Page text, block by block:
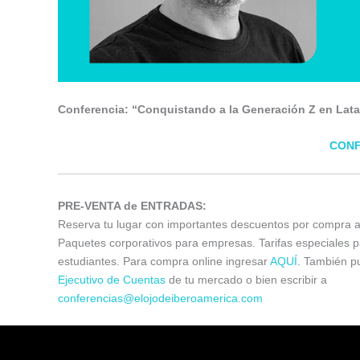
Conferencia: “Conquistando a la Generación Z en
PRE-VENTA de ENTRADAS:
Reserva tu lugar con importantes descuentos por compra
Paquetes corporativos para empresas. Tarifas especiales
estudiantes. Para compra online ingresarAQUÍ . También
Ejecutivo de Cuentas de tu mercado o bien escribir a
conferencias@elojodeiberoamerica.com